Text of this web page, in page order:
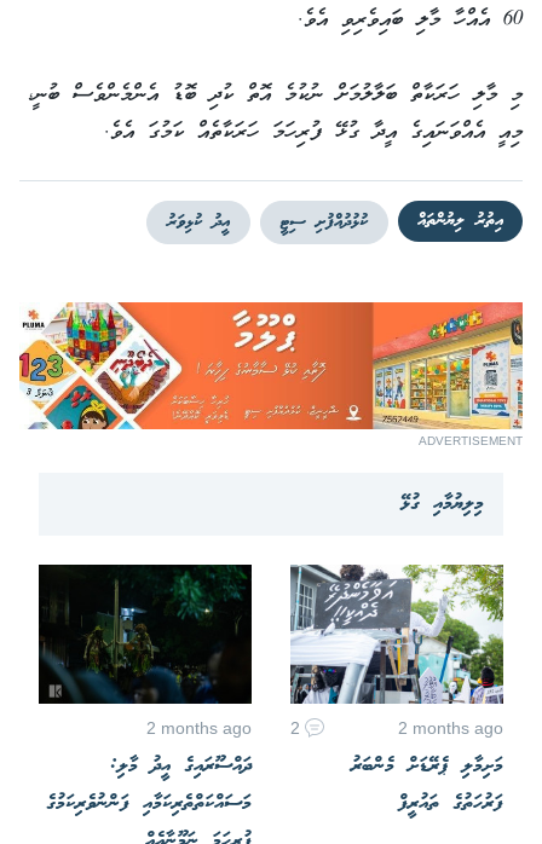
60 އެއްހާ މާލި ބައިވެރިވި އެވެ.
މި މާލި ހަރަކާތް ބަލާލުމަށް ނުކުމެ އޮތް ކުދި ބޮޑު އެންމެންވެސް ބުނީ،
މިއީ އެއްވަނައިގެ އީދާ ގުޅޭ ފުރިހަމަ ހަރަކާތެއް ކަމުގަ އެވެ.
އިތުރު ލިޔުންތައް ކުޅުދުއްފުށި ސިޓީ އީދު ކުޅިވަރު
ADVERTISEMENT
މިލިޔުމާއި ގުޅޭ
2 months ago
2
މަށިމާލި ޕެރޭޑަށް މެންބަރު
ފަރުހަތުގެ ތައުރީފް
2 months ago
ދައްސޫރައިގެ އީދު މާލި:
މަސައްކަތްތެރިކަމާއި ފަންނުވެރިކަމުގެ